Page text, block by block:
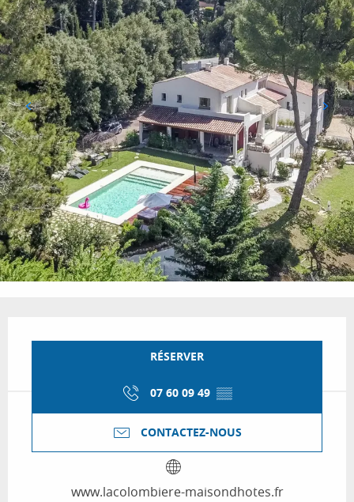
RÉSERVER
07 60 09 49 ▒▒
CONTACTEZ-NOUS
www.lacolombiere-maisondhotes.fr